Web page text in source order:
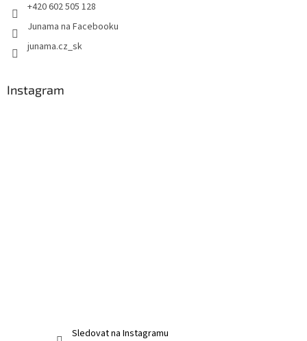
+420 602 505 128
Junama na Facebooku
junama.cz_sk
Instagram
Sledovat na Instagramu